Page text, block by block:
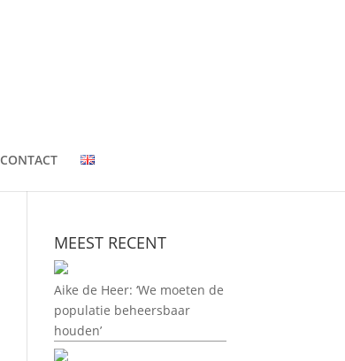
CONTACT
MEEST RECENT
Aike de Heer: ‘We moeten de
populatie beheersbaar
houden’